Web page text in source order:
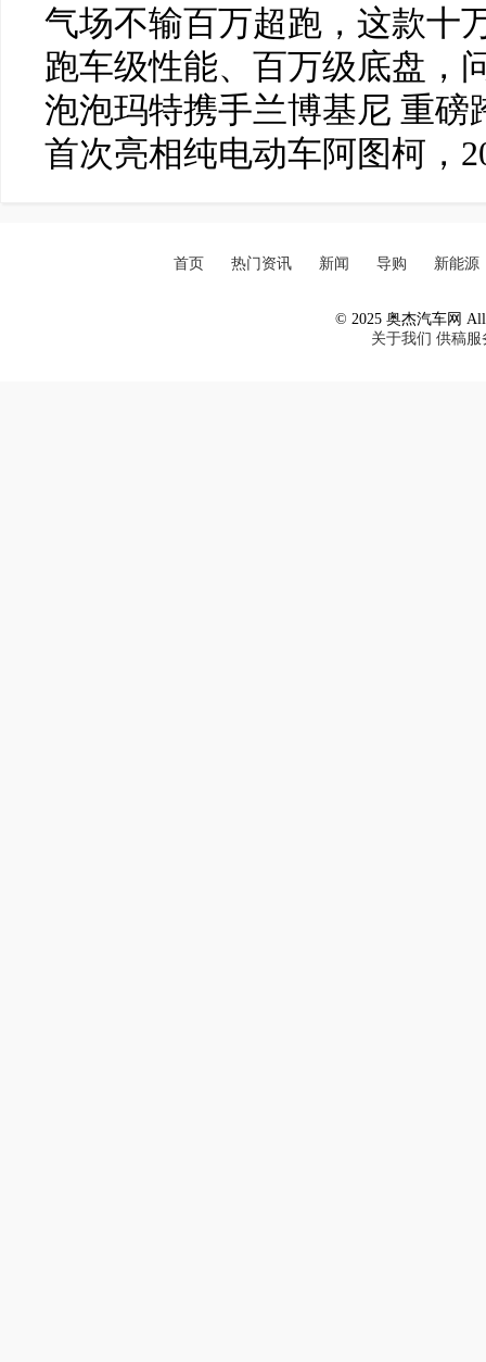
气场不输百万超跑，这款十
跑车级性能、百万级底盘，
泡泡玛特携手兰博基尼 重磅
首次亮相纯电动车阿图柯，
首页 热门资讯 新闻 导购 新能源
© 2025 奥杰汽车网 All
关于我们 供稿服